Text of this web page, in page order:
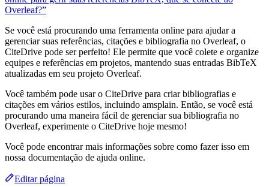
Overleaf?”
Se você está procurando uma ferramenta online para ajudar a
gerenciar suas referências, citações e bibliografia no Overleaf, o
CiteDrive pode ser perfeito! Ele permite que você colete e organize
equipes e referências em projetos, mantendo suas entradas BibTeX
atualizadas em seu projeto Overleaf.
Você também pode usar o CiteDrive para criar bibliografias e
citações em vários estilos, incluindo amsplain. Então, se você está
procurando uma maneira fácil de gerenciar sua bibliografia no
Overleaf, experimente o CiteDrive hoje mesmo!
Você pode encontrar mais informações sobre como fazer isso em
nossa documentação de ajuda online.
Editar página